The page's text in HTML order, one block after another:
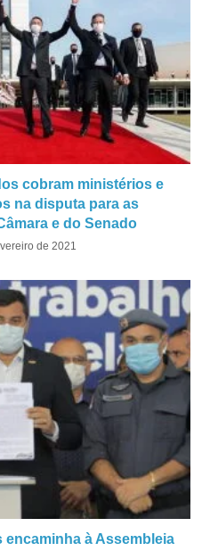
cobram ministérios e
na disputa para as
e do Senado
de 2021
à Assembleia